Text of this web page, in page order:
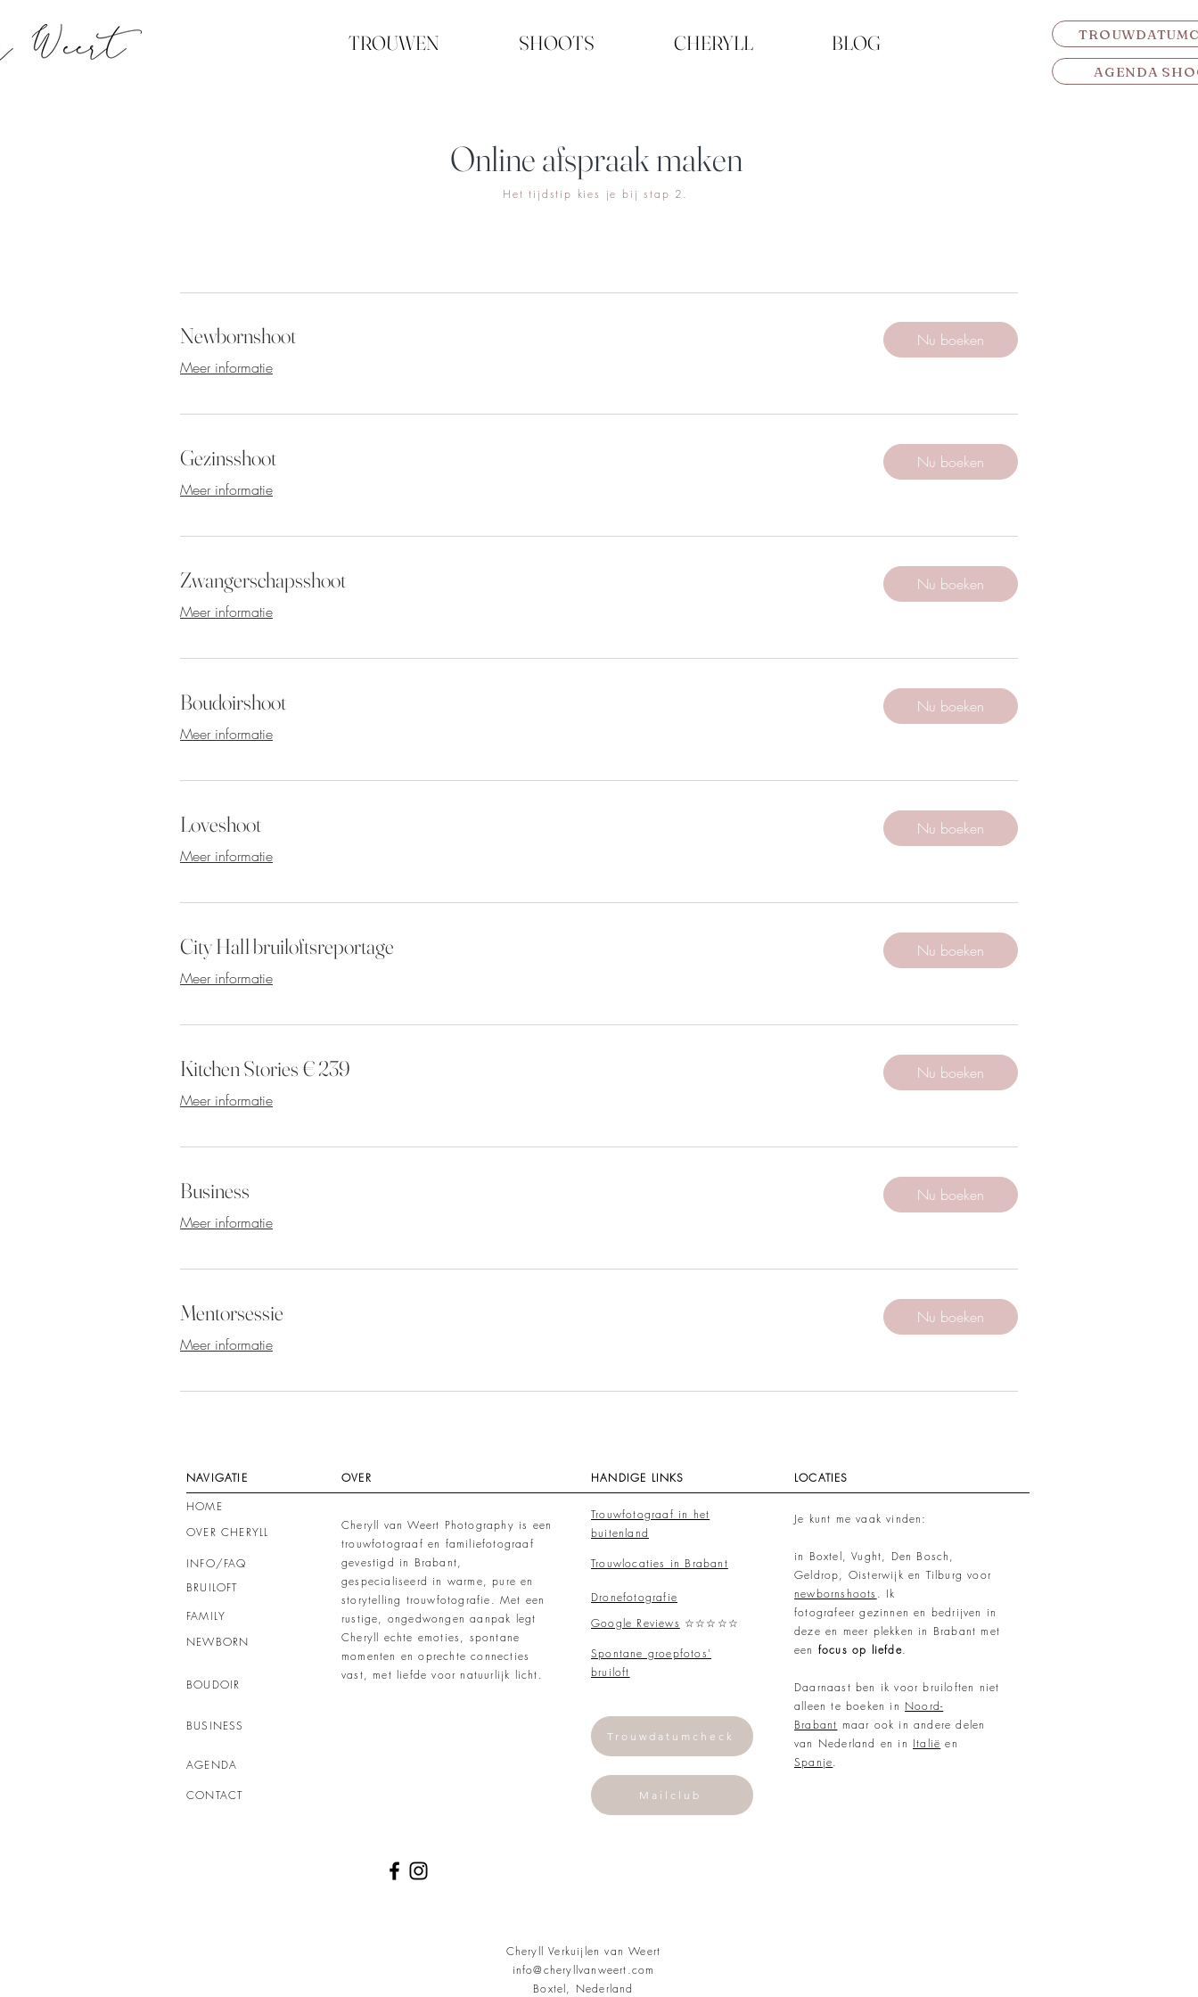
TROUWEN SHOOTS CHERYLL BLOG
AGENDA
Online afspraak maken
Het tijdstip kies je bij stap 2.
Newbornshoot
Meer informatie
Nu boeken
Gezinsshoot
Meer informatie
Nu boeken
Zwangerschapsshoot
Meer informatie
Nu boeken
Boudoirshoot
Meer informatie
Nu boeken
Loveshoot
Meer informatie
Nu boeken
City Hall bruiloftsreportage
Meer informatie
Nu boeken
Kitchen Stories € 239
Meer informatie
Nu boeken
Business
Meer informatie
Nu boeken
Mentorsessie
Meer informatie
Nu boeken
NAVIGATIE OVER HANDIGE LINKS
LOCATIES
HOME
OVER CHERYLL
INFO/FAQ
BRUILOFT
FAMILY
NEWBORN
BOUDOIR
Cheryll van Weert Photography is een
trouwfotograaf en familiefotograaf
gevestigd in Brabant,
gespecialiseerd in warme, pure en
storytelling trouwfotografie. Met een
rustige, ongedwongen aanpak legt
Cheryll echte emoties, spontane
momenten en oprechte connecties
vast, met liefde voor natuurlijk licht.
Trouwfotograaf in het
buitenland
Trouwlocaties in Brabant
Dronefotografie
Google Reviews ☆☆☆☆☆
Spontane groepfotos'
bruiloft
BUSINESS
AGENDA
CONTACT
Trouwdatumcheck
Mailclub
Je kunt me vaak vinden:
in Boxtel, Vught, Den Bosch,
Geldrop, Oisterwijk en Tilburg voor
newbornshoots . Ik
fotografeer gezinnen en bedrijven in
deze en meer plekken in Brabant met
een focus op liefde.
Daarnaast ben ik voor bruiloften niet
alleen te boeken in Noord-
Brabant maar ook in andere delen
van Nederland en in Italië en
Spanje.
Cheryll Verkuijlen van Weert
info@cheryllvanweert.com
Boxtel, Nederland